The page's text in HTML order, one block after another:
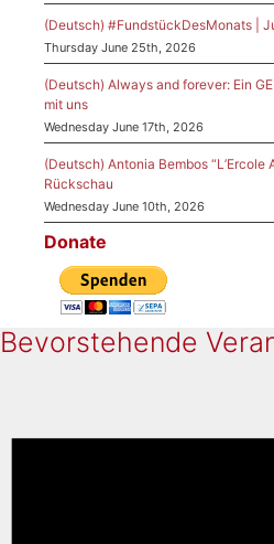
(Deutsch) #FundstückDesMonats |
Thursday June 25th, 2026
(Deutsch) Always and forever: Ein
mit uns
Wednesday June 17th, 2026
(Deutsch) Antonia Bembos “L’Ercole
Rückschau
Wednesday June 10th, 2026
Donate
Bevorstehende